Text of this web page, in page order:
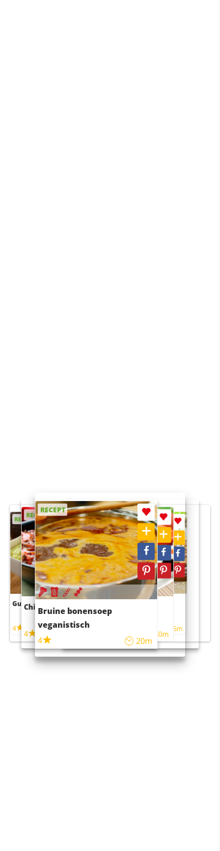
RECEPT
Guacamole
4
RECEPT
Chili con carne
4 45m
RECEPT
Bruine bonensoep
veganistisch
4
20m
RECEPT
Sushi rijstsalade
maaltijdsalade
40m
RECEPT
4 55m